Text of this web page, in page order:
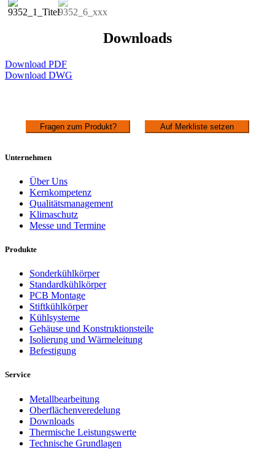
Downloads
Download PDF
Download DWG
Fragen zum Produkt? Auf Merkliste setzen
Unternehmen
Über Uns
Kernkompetenz
Qualitätsmanagement
Klimaschutz
Messe und Termine
Produkte
Sonderkühlkörper
Standardkühlkörper
PCB Montage
Stiftkühlkörper
Kühlsysteme
Gehäuse und Konstruktionsteile
Isolierung und Wärmeleitung
Befestigung
Service
Metallbearbeitung
Oberflächenveredelung
Downloads
Thermische Leistungswerte
Technische Grundlagen